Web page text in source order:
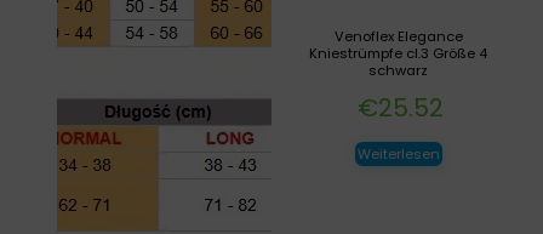
Venoflex Elegance
Kniestrümpfe cl.3 Größe 4
schwarz
€25.52
Weiterlesen